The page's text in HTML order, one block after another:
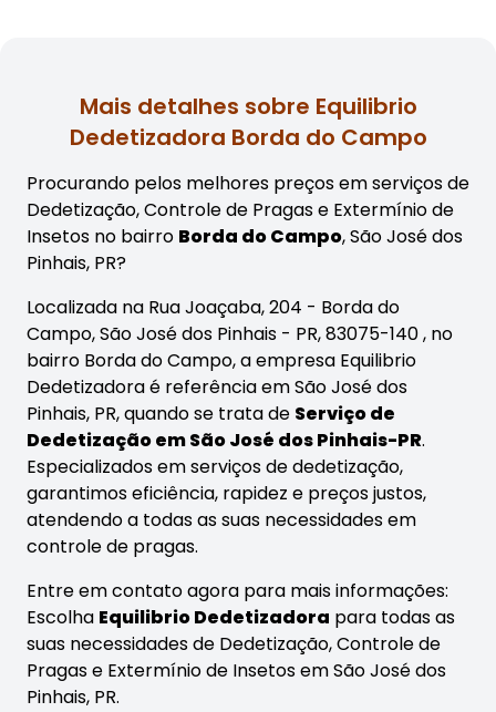
Mais detalhes sobre Equilibrio
Dedetizadora Borda do Campo
Procurando pelos melhores preços em serviços de
Dedetização, Controle de Pragas e Extermínio de
Insetos no bairro Borda do Campo, São José dos
Pinhais, PR?
Localizada na Rua Joaçaba, 204 - Borda do
Campo, São José dos Pinhais - PR, 83075-140 , no
bairro Borda do Campo, a empresa Equilibrio
Dedetizadora é referência em São José dos
Pinhais, PR, quando se trata de Serviço de
Dedetização em São José dos Pinhais-PR.
Especializados em serviços de dedetização,
garantimos eficiência, rapidez e preços justos,
atendendo a todas as suas necessidades em
controle de pragas.
Entre em contato agora para mais informações:
Escolha Equilibrio Dedetizadora para todas as
suas necessidades de Dedetização, Controle de
Pragas e Extermínio de Insetos em São José dos
Pinhais, PR.